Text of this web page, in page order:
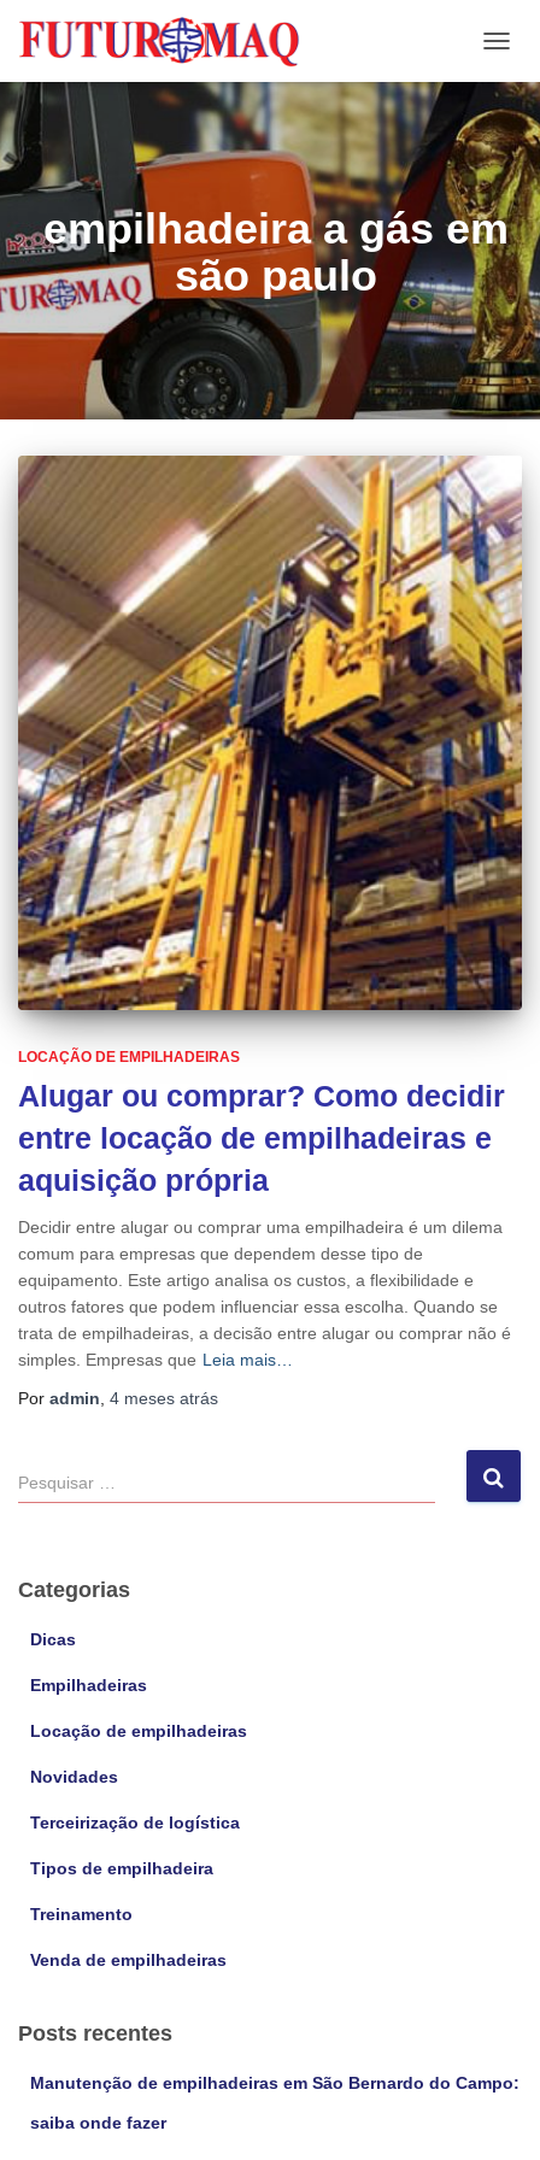
empilhadeira a gás em
são paulo
LOCAÇÃO DE EMPILHADEIRAS
Alugar ou comprar? Como decidir
entre locação de empilhadeiras e
aquisição própria
Decidir entre alugar ou comprar uma empilhadeira é um dilema
comum para empresas que dependem desse tipo de
equipamento. Este artigo analisa os custos, a flexibilidade e
outros fatores que podem influenciar essa escolha. Quando se
trata de empilhadeiras, a decisão entre alugar ou comprar não é
simples. Empresas que Leia mais…
Por admin, 4 meses atrás
P
e
u
Categorias
Dicas
Empilhadeiras
Locação de empilhadeiras
Novidades
Terceirização de logística
Tipos de empilhadeira
Treinamento
Venda de empilhadeiras
Posts recentes
Manutenção de empilhadeiras em São Bernardo do Campo:
saiba onde fazer